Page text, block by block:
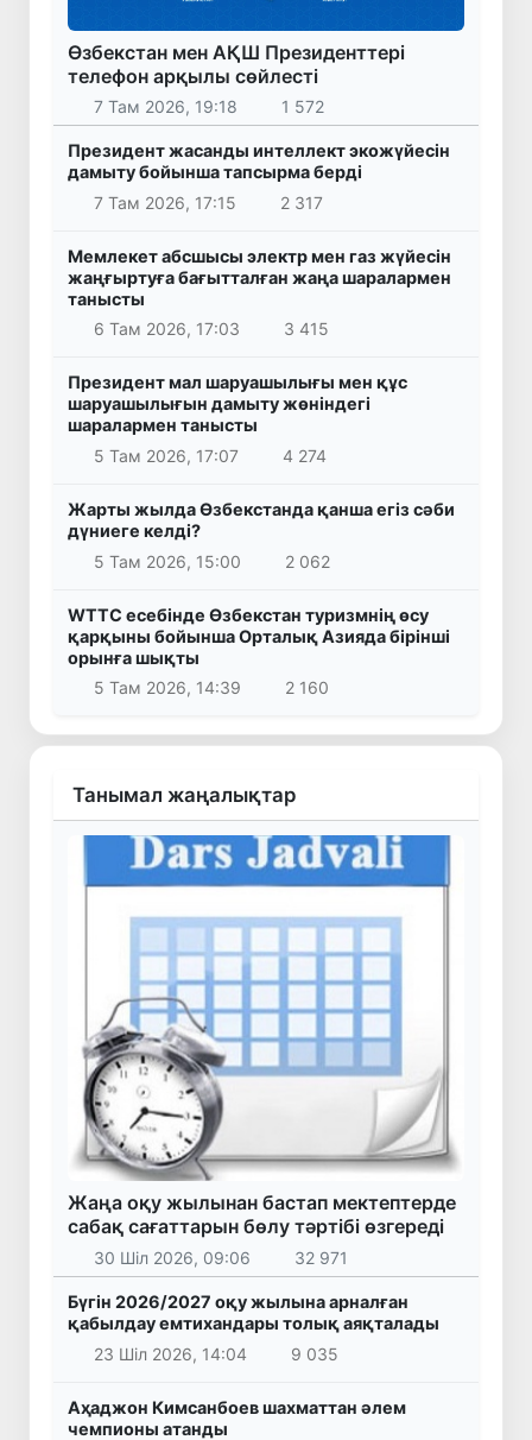
Өзбекстан мен АҚШ Президенттері
телефон арқылы сөйлесті
7 Там 2026, 19:18 1 572
Президент жасанды интеллект экожүйесін
дамыту бойынша тапсырма берді
7 Там 2026, 17:15
2 317
Мемлекет абсшысы электр мен газ жүйесін
жаңғыртуға бағытталған жаңа шаралармен
танысты
6 Там 2026, 17:03
3 415
Президент мал шаруашылығы мен құс
шаруашылығын дамыту жөніндегі
шаралармен танысты
5 Там 2026, 17:07
4 274
Жарты жылда Өзбекстанда қанша егіз сәби
дүниеге келді?
5 Там 2026, 15:00
2 062
WTTC есебінде Өзбекстан туризмнің өсу
қарқыны бойынша Орталық Азияда бірінші
орынға шықты
5 Там 2026, 14:39
2 160
Танымал жаңалықтар
Жаңа оқу жылынан бастап мектептерде
сабақ сағаттарын бөлу тәртібі өзгереді
30 Шіл 2026, 09:06 32 971
Бүгін 2026/2027 оқу жылына арналған
қабылдау емтихандары толық аяқталады
23 Шіл 2026, 14:04
9 035
Аҳаджон Кимсанбоев шахматтан әлем
чемпионы атанды